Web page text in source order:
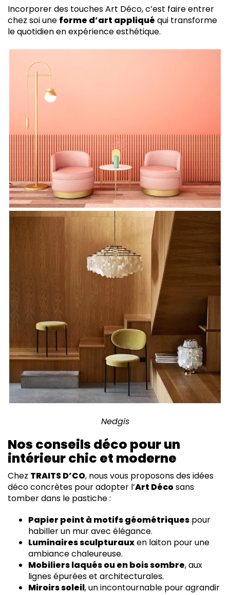
Incorporer des touches Art Déco, c’est faire entrer
chez soi une forme d’art appliqué qui transforme
le quotidien en expérience esthétique.
Nedgis
Nos conseils déco pour un
intérieur chic et moderne
Chez TRAITS D’CO, nous vous proposons des idées
déco concrètes pour adopter l’Art Décosans
tomber dans le pastiche :
Papier peint à motifs géométriques pour
habiller un mur avec élégance.
Luminaires sculpturauxen laiton pour une
ambiance chaleureuse.
Mobiliers laqués ou en bois sombre, aux
lignes épurées et architecturales.
Miroirs soleil, un incontournable pour agrandir